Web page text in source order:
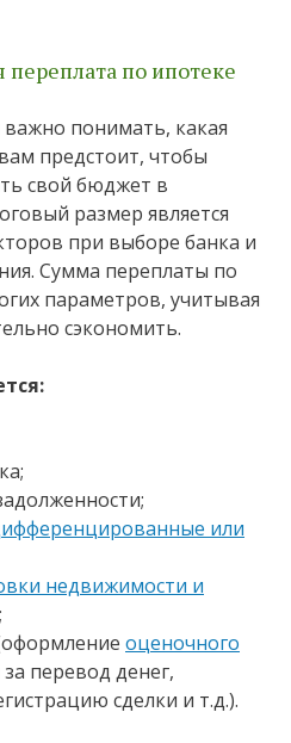
переплата по ипотеке
понимать, какая
предстоит, чтобы
свой бюджет в
размер является
при выборе банка и
Сумма переплаты по
параметров, учитывая
сэкономить.
или
недвижимости и
;
оценочного
перевод денег,
сделки и т.д.).